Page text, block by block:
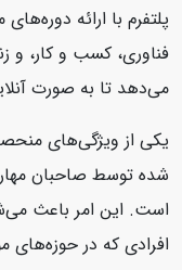
پلتفرم با ارائه
فناوری، کسب و کار، و
می‌دهد تا به صورت
یکی از ویژگی‌های
شده توسط صاحبان
است. این امر باعث
افرادی که در حوزه‌های